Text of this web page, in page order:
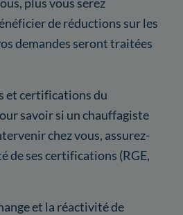
de réductions sur les
demandes seront traitées
et certifications du
savoir si un chauffagiste
chez vous, assurez-
de ses certifications (RGE,
et la réactivité de